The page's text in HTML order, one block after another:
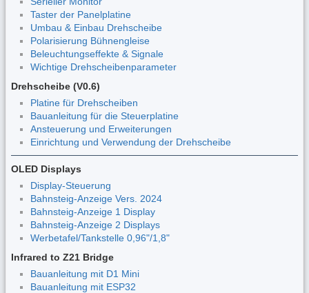
Taster der Panelplatine
Umbau & Einbau Drehscheibe
Polarisierung Bühnengleise
Beleuchtungseffekte & Signale
Wichtige Drehscheibenparameter
Drehscheibe (V0.6)
Platine für Drehscheiben
Bauanleitung für die Steuerplatine
Ansteuerung und Erweiterungen
Einrichtung und Verwendung der Drehscheibe
OLED Displays
Display-Steuerung
Bahnsteig-Anzeige Vers. 2024
Bahnsteig-Anzeige 1 Display
Bahnsteig-Anzeige 2 Displays
Werbetafel/Tankstelle 0,96"/1,8"
Infrared to Z21 Bridge
Bauanleitung mit D1 Mini
Bauanleitung mit ESP32